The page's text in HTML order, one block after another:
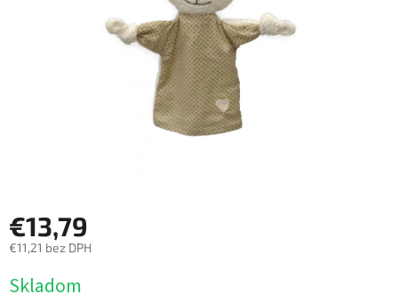
€13,79
€11,21 bez DPH
cena:
Skladom